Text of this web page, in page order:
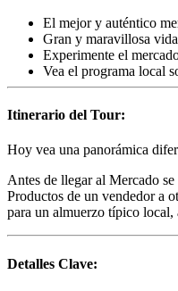
El mejor y auténtico
Gran y maravillosa
Experimente el
Vea el programa local
Itinerario del Tour:
Hoy vea una panorámica
Antes de llegar al Mercado
Productos de un vendedor a
para un almuerzo típico
Detalles Clave: